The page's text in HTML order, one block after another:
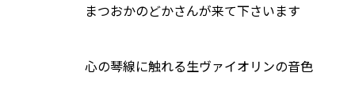
まつおかのどかさんが来て下さいます
心の琴線に触れる生ヴァイオリンの音色